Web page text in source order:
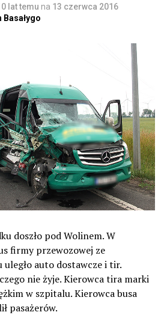
lat temu na 13 czerwca 2016
doszło pod Wolinem. W
firmy przewozowej ze
uległo auto dostawcze i tir.
nie żyje. Kierowca tira marki
w szpitalu. Kierowca busa
pasażerów.